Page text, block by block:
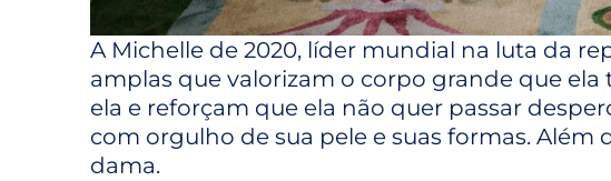
A Michelle de 2020, líder mundial na luta da
amplas que valorizam o corpo grande que
ela e reforçam que ela não quer passar
com orgulho de sua pele e suas formas.
dama.